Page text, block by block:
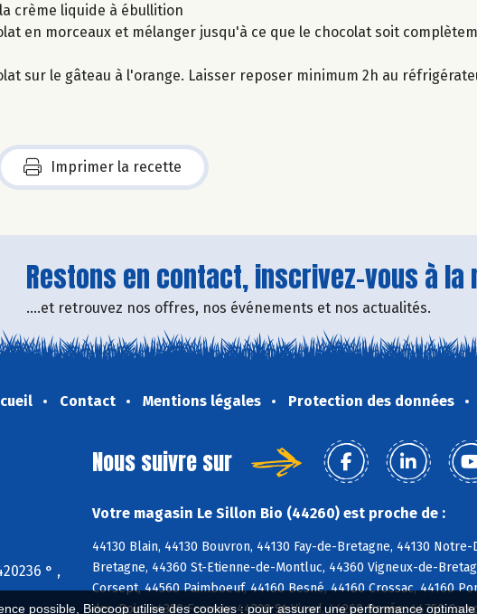
possible, Biocoop utilise des cookies : pour assurer une performance
crème liquide à ébullition
en morceaux et mélanger jusqu'à ce que le chocolat soit
sur le gâteau à l'orange. Laisser reposer minimum 2h au
Imprimer la recette
Restons en contact, inscrivez-vous à
....et retrouvez nos offres, nos événements et nos actualités.
Contact Mentions légales Protection des données
° ,
Nous suivre sur
Votre magasin Le Sillon Bio (44260) est proche de :
44130 Blain, 44130 Bouvron, 44130 Fay-de-Bretagne, 44130
Bretagne, 44360 St-Etienne-de-Montluc, 44360 Vigneux-de-
Corsept, 44560 Paimboeuf, 44160 Besné, 44160 Crossac, 44160
des-Bois, 44320 Frossay, 44320 St-Viaud, 44260 Bouée, 44750